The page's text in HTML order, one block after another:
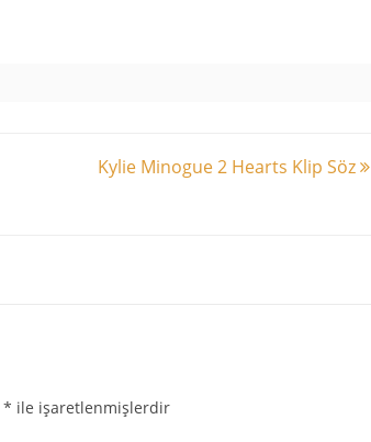
Kylie Minogue 2 Hearts Klip Söz
* ile işaretlenmişlerdir